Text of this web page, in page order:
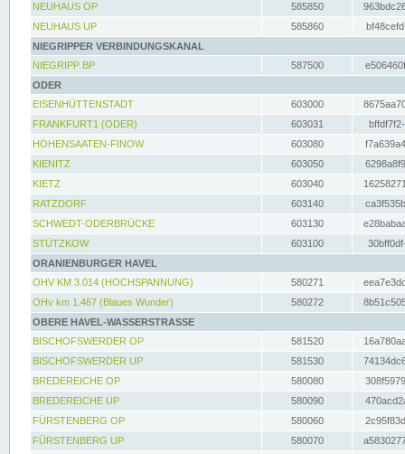
NEUHAUS OP
585850
NEUHAUS UP
585860
NIEGRIPPER VERBINDUNGSKANAL
NIEGRIPP BP
587500
ODER
EISENHÜTTENSTADT
603000
FRANKFURT1 (ODER)
603031
HOHENSAATEN-FINOW
603080
KIENITZ
603050
KIETZ
603040
RATZDORF
603140
SCHWEDT-ODERBRÜCKE
603130
STÜTZKOW
603100
ORANIENBURGER HAVEL
OHV KM 3.014 (HOCHSPANNUNG)
580271
OHv km 1.467 (Blaues Wunder)
580272
OBERE HAVEL-WASSERSTRASSE
BISCHOFSWERDER OP
581520
BISCHOFSWERDER UP
581530
BREDEREICHE OP
580080
BREDEREICHE UP
580090
FÜRSTENBERG OP
580060
FÜRSTENBERG UP
580070